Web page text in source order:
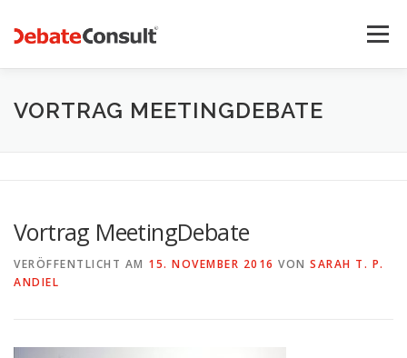
Inhalt
springen
Menü
UNSER ANGEBOT STREITKULTUR-BLOG
VORTRAG MEETINGDEBATE
Vortrag MeetingDebate
VERÖFFENTLICHT AM 15. NOVEMBER 2016 VON SARAH T. P.
ANDIEL